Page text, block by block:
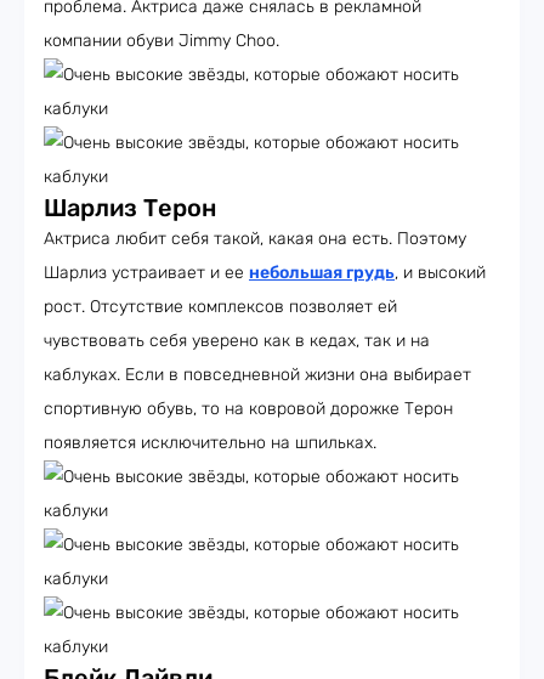
проблема. Актриса даже снялась в рекламной
компании обуви Jimmy Choo.
Шарлиз Терон
Актриса любит себя такой, какая она есть. Поэтому
Шарлиз устраивает и ее небольшая грудь, и высокий
рост. Отсутствие комплексов позволяет ей
чувствовать себя уверено как в кедах, так и на
каблуках. Если в повседневной жизни она выбирает
спортивную обувь, то на ковровой дорожке Терон
появляется исключительно на шпильках.